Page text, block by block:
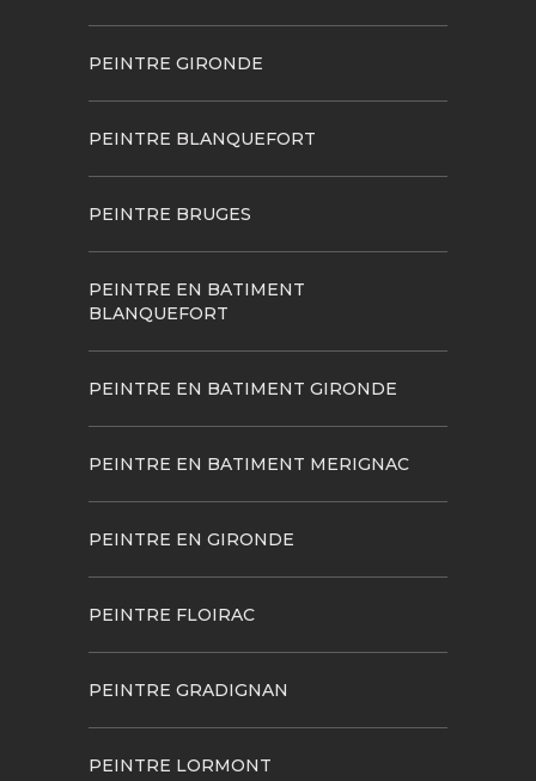
PEINTRE GIRONDE
PEINTRE BLANQUEFORT
PEINTRE BRUGES
PEINTRE EN BATIMENT
BLANQUEFORT
PEINTRE EN BATIMENT GIRONDE
PEINTRE EN BATIMENT MERIGNAC
PEINTRE EN GIRONDE
PEINTRE FLOIRAC
PEINTRE GRADIGNAN
PEINTRE LORMONT